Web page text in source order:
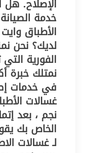
الإصلاح. هل
خدمة
الأطباق
لديك؟ نحن
الفورية
في خدمات
غسالات
نجم ، بعد
الخاص بك
لـ غسالات